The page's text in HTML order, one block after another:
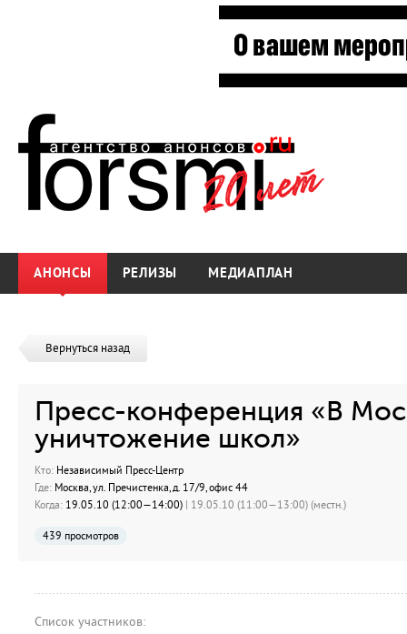
АНОНСЫ РЕЛИЗЫ МЕДИАПЛАН
Вернуться назад
Преcc-конференция «В
уничтожение школ»
Кто: Независимый Пресс-Центр
Где: Москва, ул. Пречистенка, д. 17/9, офис 44
Когда: 19.05.10 (12:00—14:00) | 19.05.10 (11:00—13:00) (местн.)
439 просмотров
Список участников: